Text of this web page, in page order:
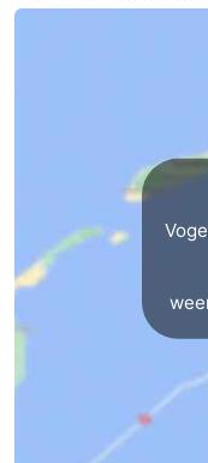
Minigolfbanen
Natuur
Zwembaden
Fietsen
-